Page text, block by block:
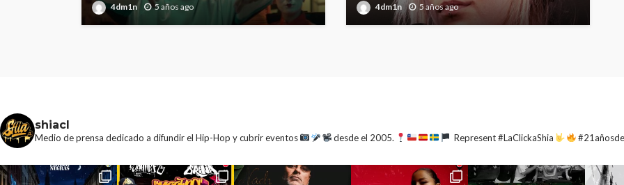
4dm1n 5 años ago 4dm1n 5 años ago
shiacl
Medio de prensa dedicado a difundir el Hip-Hop y cubrir eventos desde el 2005. Represent #LaClickaShia